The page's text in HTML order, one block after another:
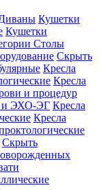
Кушетки
Кушетки
Столы
Скрыть
Кресла
Кресла
и процедур
и ЭХО-ЭГ Кресла
Кресла
Скрыть